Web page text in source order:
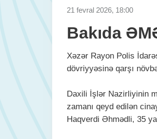
21 fevral 2026, 18:00
Bakıda
Xəzər Rayon Polis
dövriyyəsinə qarşı
Daxili İşlər Nazirliyinin
zamanı qeyd edilən
Haqverdi Əhmədli, 35